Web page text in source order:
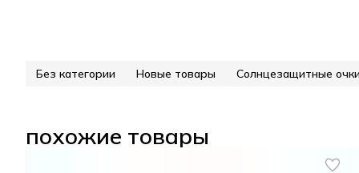
Без категории Новые товары Солнцезащитные
похожие товары